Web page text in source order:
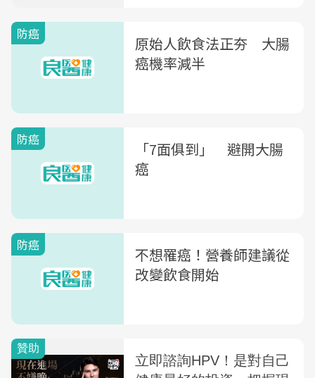
防癌
原始人飲食法正夯 大腸
癌機率減半
防癌
「7面俱到」 避開大腸
癌
防癌
不想罹癌！營養師建議從
改變飲食開始